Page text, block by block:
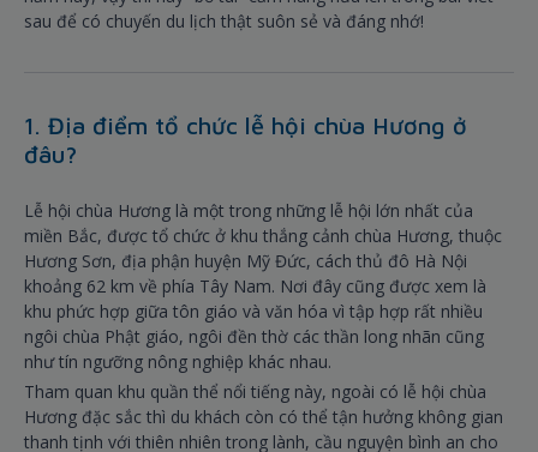
sau để có chuyến du lịch thật suôn sẻ và đáng nhớ!
1. Địa điểm tổ chức lễ hội chùa Hương ở
đâu?
Lễ hội chùa Hương là một trong những lễ hội lớn nhất của
miền Bắc, được tổ chức ở khu thắng cảnh chùa Hương, thuộc
Hương Sơn, địa phận huyện Mỹ Đức, cách thủ đô Hà Nội
khoảng 62 km về phía Tây Nam. Nơi đây cũng được xem là
khu phức hợp giữa tôn giáo và văn hóa vì tập hợp rất nhiều
ngôi chùa Phật giáo, ngôi đền thờ các thần long nhãn cũng
như tín ngưỡng nông nghiệp khác nhau.
Tham quan khu quần thể nổi tiếng này, ngoài có lễ hội chùa
Hương đặc sắc thì du khách còn có thể tận hưởng không gian
thanh tịnh với thiên nhiên trong lành, cầu nguyện bình an cho